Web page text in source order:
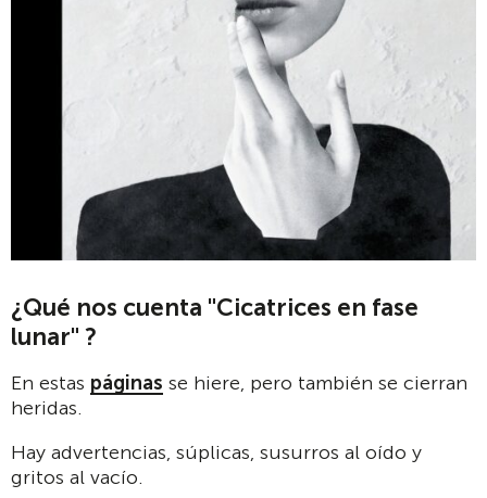
¿Qué nos cuenta "Cicatrices en fase
lunar" ?
En estas páginas se hiere, pero también se cierran
heridas.
Hay adverten­cias, súplicas, susurros al oído y
gritos al vacío.